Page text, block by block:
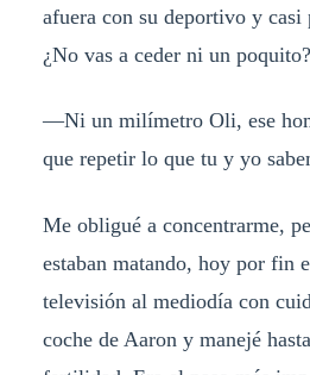
afuera con su deportivo y casi
¿No vas a ceder ni un poquito?
—Ni un milímetro Oli, ese
que repetir lo que tu y yo
Me obligué a concentrarme,
estaban matando, hoy por fin
televisión al mediodía con
coche de Aaron y manejé